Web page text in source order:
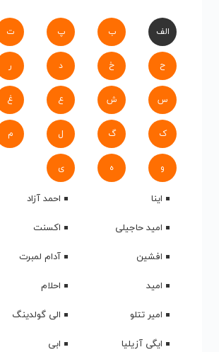
الف ب پ ت
ح خ د ر
س ش ع غ
ک گ ل م
و ه ی
اینا
احمد آزاد
امید حاجیلی
اکسنت
افشین
آدام لمبرت
امید
احلام
امیر تتلو
الی گولدینگ
ایگی آزیلیا
ابی